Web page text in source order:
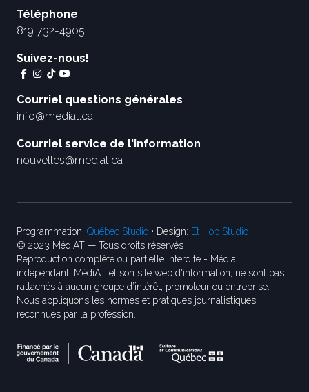
Téléphone
819 732-4905
Suivez-nous!
Courriel questions générales
info@mediat.ca
Courriel service de l'information
nouvelles@mediat.ca
Programmation: Québec Studio • Design: Et Hop Studio
© 2023 MédiAT — Tous droits réservés
Reproduction complète ou partielle interdite - Média
indépendant, MédiAT et son site web d'information, ne sont pas
rattachés à aucun groupe d’intérêt, promoteur ou entreprise.
Nous appliquons les normes et pratiques journalistiques
reconnues par la profession.